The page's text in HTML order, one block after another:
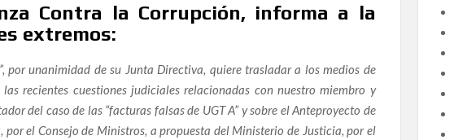
revela el fracaso del canal interno de la Policía Nacional
de un sistema sostenido por la impunidad
Contra la Corrupción, informa a la
extremos:
por unanimidad de su Junta Directiva, quiere trasladar a los medios de
recientes cuestiones judiciales relacionadas con nuestro miembro y
del caso de las “facturas falsas de UGT A” y sobre el Anteproyecto de
el Consejo de Ministros, a propuesta del Ministerio de Justicia, por el